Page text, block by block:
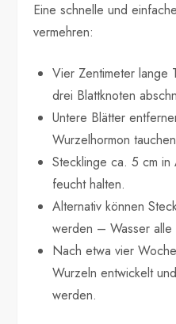
Eine schnelle und
vermehren:
Vier Zentimeter lange
drei Blattknoten
Untere Blätter
Wurzelhormon
Stecklinge ca. 5 cm
feucht halten.
Alternativ können
werden – Wasser alle
Nach etwa vier
Wurzeln entwickelt
werden.